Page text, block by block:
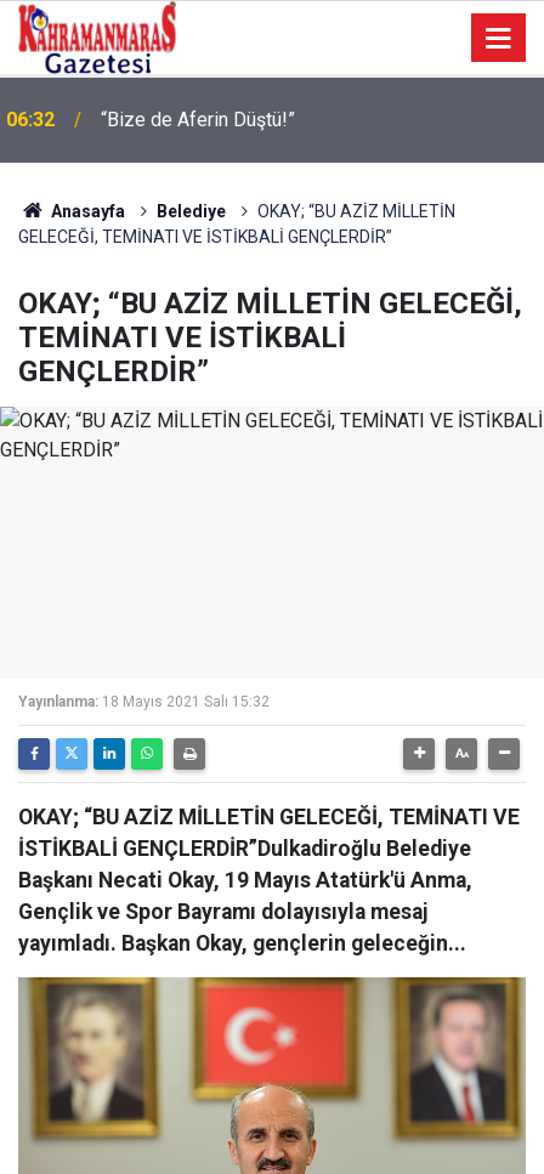
06:09
Geleneksel Ağustos Fuarı’nda Eğlence ve Nostalji
Bir Aradaydı
Anasayfa Belediye
OKAY; “BU AZİZ MİLLETİN
GELECEĞİ, TEMİNATI VE İSTİKBALİ GENÇLERDİR”
OKAY; “BU AZİZ MİLLETİN GELECEĞİ,
TEMİNATI VE İSTİKBALİ
GENÇLERDİR”
Yayınlanma: 18 Mayıs 2021 Salı 15:32
OKAY; “BU AZİZ MİLLETİN GELECEĞİ, TEMİNATI VE
İSTİKBALİ GENÇLERDİR”Dulkadiroğlu Belediye
Başkanı Necati Okay, 19 Mayıs Atatürk'ü Anma,
Gençlik ve Spor Bayramı dolayısıyla mesaj
yayımladı. Başkan Okay, gençlerin geleceğin...